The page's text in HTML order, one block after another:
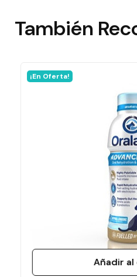
También
Añadir
¡En Oferta!